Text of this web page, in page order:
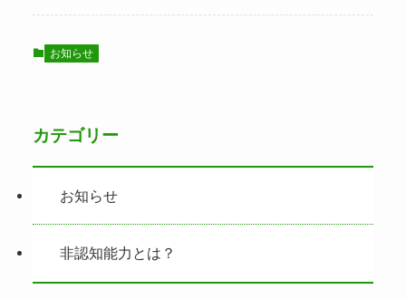
お知らせ
カテゴリー
お知らせ
非認知能力とは？